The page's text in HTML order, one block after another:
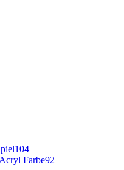
104
Farbe92